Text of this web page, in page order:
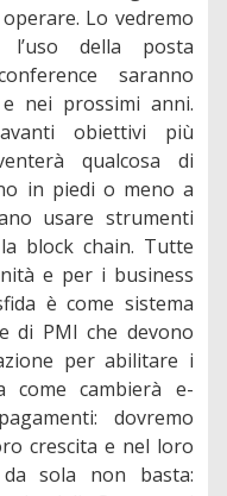
Lo vedremo
della posta
saranno
nei prossimi anni.
obiettivi più
qualcosa di
in piedi o meno a
usare strumenti
block chain. Tutte
e per i business
è come sistema
di PMI che devono
per abilitare i
come cambierà e-
dovremo
crescita e nel loro
sola non basta: